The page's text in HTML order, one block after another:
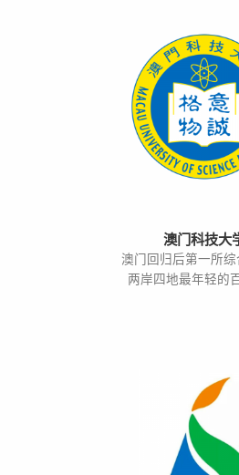
澳门科技大
澳门回归后第一所
两岸四地最年轻的